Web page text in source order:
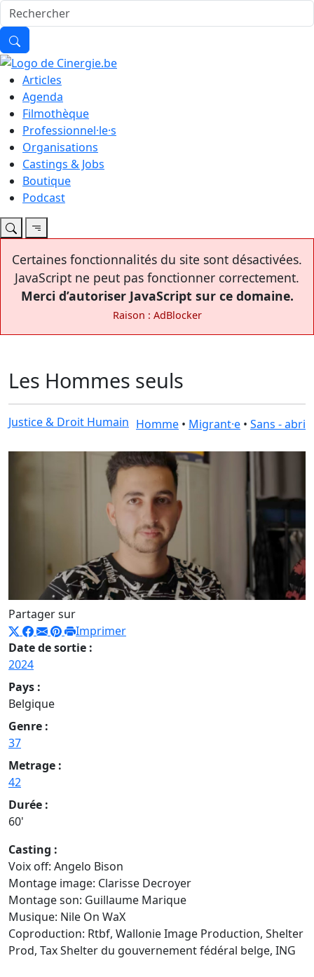
Articles
Agenda
Filmothèque
Professionnel·le·s
Organisations
Castings & Jobs
Boutique
Podcast
Certaines fonctionnalités du site sont désactivées.
JavaScript ne peut pas fonctionner correctement.
Merci d’autoriser JavaScript sur ce domaine.
Raison : AdBlocker
Les Hommes seuls
Justice & Droit Humain Homme • Migrant·e • Sans - abri
Partager sur
Imprimer
Date de sortie :
2024
Pays :
Belgique
Genre :
37
Metrage :
42
Durée :
60'
Casting :
Voix off: Angelo Bison
Montage image: Clarisse Decroyer
Montage son: Guillaume Marique
Musique: Nile On WaX
Coproduction: Rtbf, Wallonie Image Production, Shelter
Prod, Tax Shelter du gouvernement fédéral belge, ING